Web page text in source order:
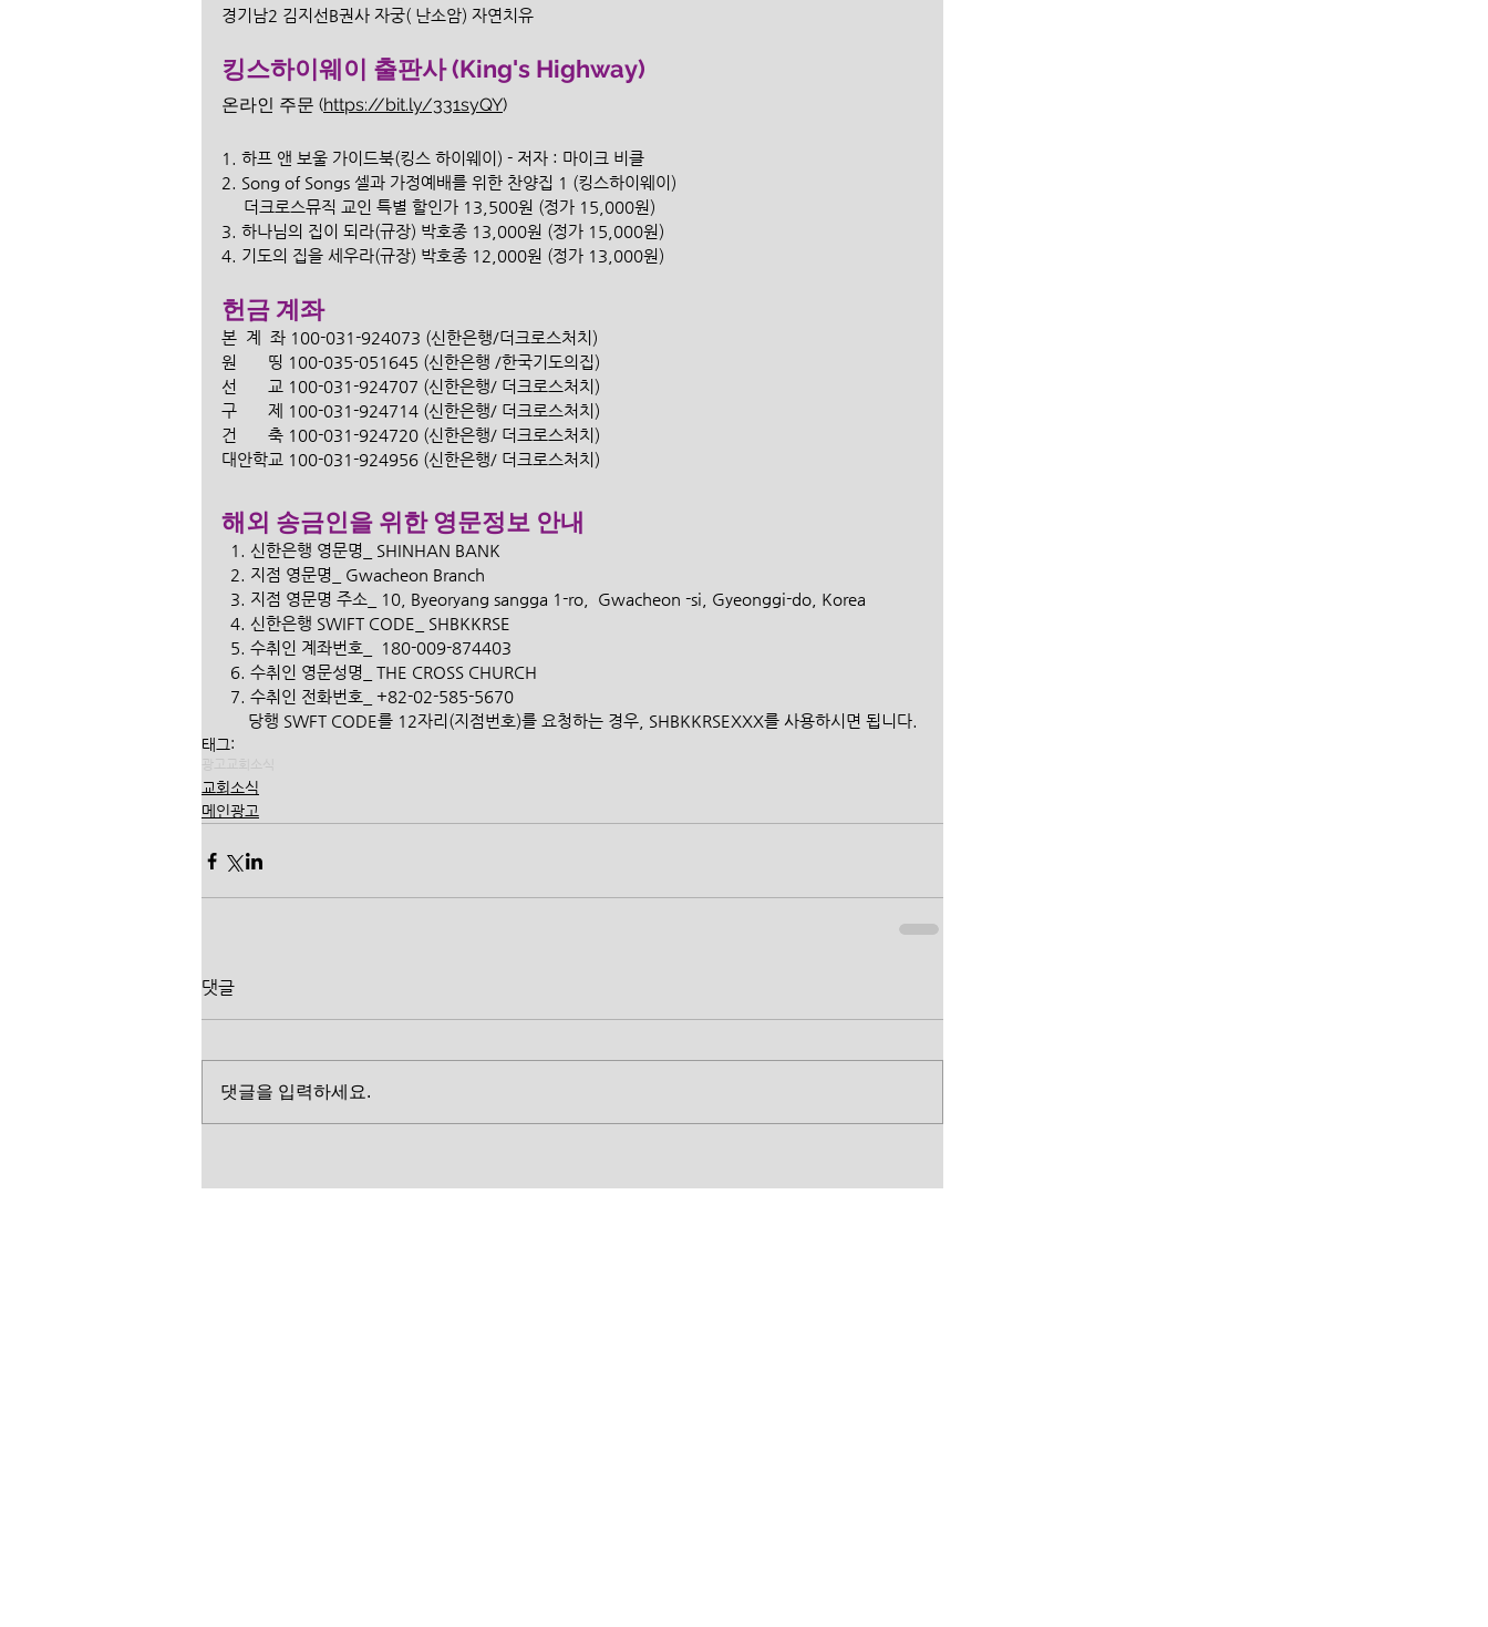
경기남2 김지선B권사 자궁( 난소암) 자연치유
킹스하이웨이 출판사 (King's Highway)
온라인 주문 (https://bit.ly/331syQY)
1. 하프 앤 보울 가이드북(킹스 하이웨이) - 저자 : 마이크 비클
2. Song of Songs 셀과 가정예배를 위한 찬양집 1 (킹스하이웨이)
     더크로스뮤직 교인 특별 할인가 13,500원 (정가 15,000원)
3. 하나님의 집이 되라(규장) 박호종 13,000원 (정가 15,000원)
4. 기도의 집을 세우라(규장) 박호종 12,000원 (정가 13,000원)
헌금 계좌
본  계  좌 100-031-924073 (신한은행/더크로스처치)
원       띵 100-035-051645 (신한은행 /한국기도의집)
선       교 100-031-924707 (신한은행/ 더크로스처치)
구       제 100-031-924714 (신한은행/ 더크로스처치)
건       축 100-031-924720 (신한은행/ 더크로스처치)
대안학교 100-031-924956 (신한은행/ 더크로스처치)
해외 송금인을 위한 영문정보 안내
  1. 신한은행 영문명_ SHINHAN BANK
  2. 지점 영문명_ Gwacheon Branch
  3. 지점 영문명 주소_ 10, Byeoryang sangga 1-ro,  Gwacheon -si, Gyeonggi-do, Korea
  4. 신한은행 SWIFT CODE_ SHBKKRSE
  5. 수취인 계좌번호_  180-009-874403
  6. 수취인 영문성명_ THE CROSS CHURCH
  7. 수취인 전화번호_ +82-02-585-5670
      당행 SWFT CODE를 12자리(지점번호)를 요청하는 경우, SHBKKRSEXXX를 사용하시면 됩니다.﻿
태그:
교회소식
메인광고
댓글
댓글을 입력하세요.